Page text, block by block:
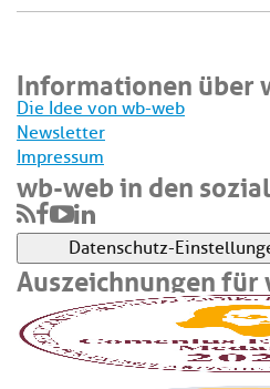
Informationen über
Die Idee von wb-web
Newsletter
Impressum
wb-web in den
Datenschutz-
Auszeichnungen für